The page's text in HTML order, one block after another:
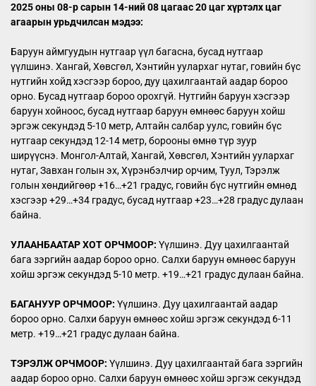
2025 оны 08-р сарын 14-ний 08 цагаас 20 цаг хүртэлх цаг
агаарын урьдчилсан мэдээ:
Баруун аймгуудын нутгаар үүл багасна, бусад нутгаар
үүлшинэ. Хангай, Хөвсгөл, Хэнтийн уулархаг нутаг, говийн бүс
нутгийн хойд хэсгээр бороо, дуу цахилгаантай аадар бороо
орно. Бусад нутгаар бороо орохгүй. Нутгийн баруун хэсгээр
баруун хойноос, бусад нутгаар баруун өмнөөс баруун хойш
эргэж секундэд 5-10 метр, Алтайн салбар уулс, говийн бүс
нутгаар секундэд 12-14 метр, борооны өмнө түр зуур
ширүүснэ. Монгол-Алтай, Хангай, Хөвсгөл, Хэнтийн уулархаг
нутаг, Завхан голын эх, Хүрэнбэлчир орчим, Туул, Тэрэлж
голын хөндийгөөр +16…+21 градус, говийн бүс нутгийн өмнөд
хэсгээр +29…+34 градус, бусад нутгаар +23…+28 градус дулаан
байна.
УЛААНБААТАР ХОТ ОРЧМООР: Үүлшинэ. Дуу цахилгаантай
бага зэргийн аадар бороо орно. Салхи баруун өмнөөс баруун
хойш эргэж секундэд 5-10 метр. +19…+21 градус дулаан байна.
БАГАНУУР ОРЧМООР: Үүлшинэ. Дуу цахилгаантай аадар
бороо орно. Салхи баруун өмнөөс хойш эргэж секундэд 6-11
метр. +19…+21 градус дулаан байна.
ТЭРЭЛЖ ОРЧМООР: Үүлшинэ. Дуу цахилгаантай бага зэргийн
аадар бороо орно. Салхи баруун өмнөөс хойш эргэж секундэд